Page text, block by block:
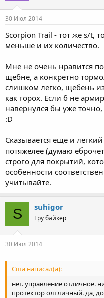
30 Июл 2014
Scorpion Trail - тот же s/t,
меньше и их количество.
Мне не очень нравится
щебне, а конкретно
слишком легко, щебень
как горох. Если б не
навернулся бы уже
:D
Сказывается еще и
потяжелее (думаю
строго для покрытий,
особенности
учитывайте.
S suhigor
Тру байкер
30 Июл 2014
Сша написал(а):
нет. управление отличное.
протектор олтличный. да,